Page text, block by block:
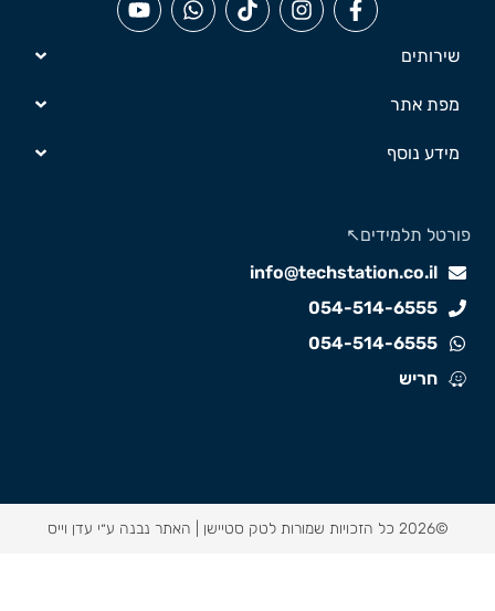
שירותים
מפת אתר
מידע נוסף
info@techstation.co.il
054-514-6555
054-514-6555
חריש
תלמידים↖️
האתר נבנה ע״י עדן וייס